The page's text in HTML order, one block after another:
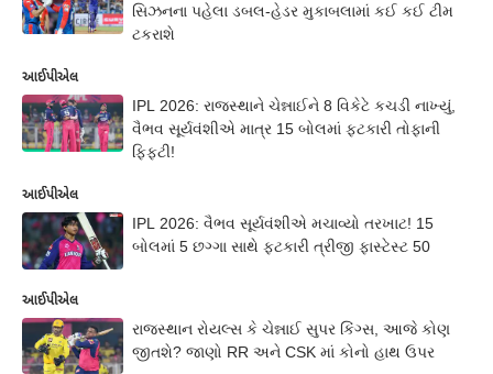
સિઝનના પહેલા ડબલ-હેડર મુકાબલામાં કઈ કઈ ટીમ
ટકરાશે
આઈપીએલ
IPL 2026: રાજસ્થાને ચેન્નાઈને 8 વિકેટે કચડી નાખ્યું,
વૈભવ સૂર્યવંશીએ માત્ર 15 બોલમાં ફટકારી તોફાની
ફિફ્ટી!
આઈપીએલ
IPL 2026: વૈભવ સૂર્યવંશીએ મચાવ્યો તરખાટ! 15
બોલમાં 5 છગ્ગા સાથે ફટકારી ત્રીજી ફાસ્ટેસ્ટ 50
આઈપીએલ
રાજસ્થાન રોયલ્સ કે ચેન્નાઈ સુપર કિંગ્સ, આજે કોણ
જીતશે? જાણો RR અને CSK માં કોનો હાથ ઉપર